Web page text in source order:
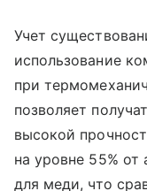
Учет
использование
при
позволяет
высокой
на уровне 55% от
для меди, что